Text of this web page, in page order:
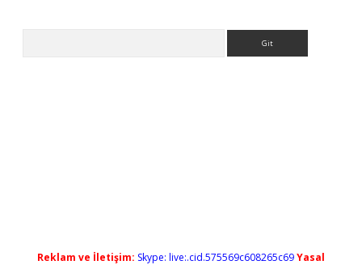
Reklam ve İletişim: Skype: live:.cid.575569c608265c69Yasal